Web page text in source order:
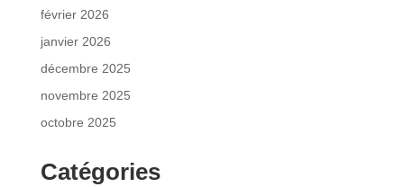
février 2026
janvier 2026
décembre 2025
novembre 2025
octobre 2025
Catégories